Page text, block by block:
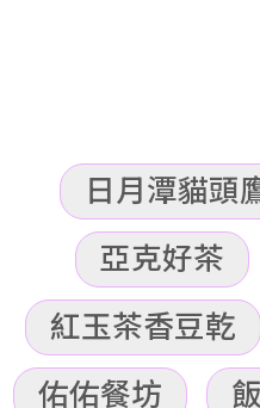
日月潭貓頭
亞克好茶
紅玉茶香豆乾
佑佑餐坊